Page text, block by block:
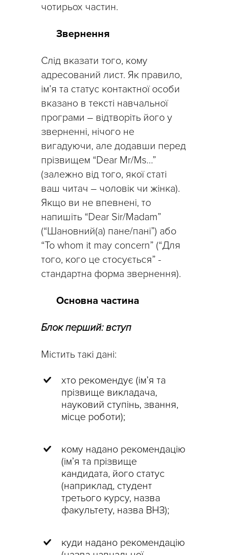
чотирьох частин.
Звернення
Слід вказати того, кому
адресований лист. Як правило,
ім’я та статус контактної особи
вказано в тексті навчальної
програми – відтворіть його у
зверненні, нічого не
вигадуючи, але додавши перед
прізвищем “Dear Mr/Ms…”
(залежно від того, якої статі
ваш читач – чоловік чи жінка).
Якщо ви не впевнені, то
напишіть “Dear Sir/Madam”
(“Шановний(а) пане/пані”) або
“To whom it may concern” (“Для
того, кого це стосується” -
стандартна форма звернення).
Основна частина
Блок перший: вступ
Містить такі дані:
хто рекомендує (ім’я та
прізвище викладача,
науковий ступінь, звання,
місце роботи);
кому надано рекомендацію
(ім’я та прізвище
кандидата, його статус
(наприклад, студент
третього курсу, назва
факультету, назва ВНЗ);
куди надано рекомендацію